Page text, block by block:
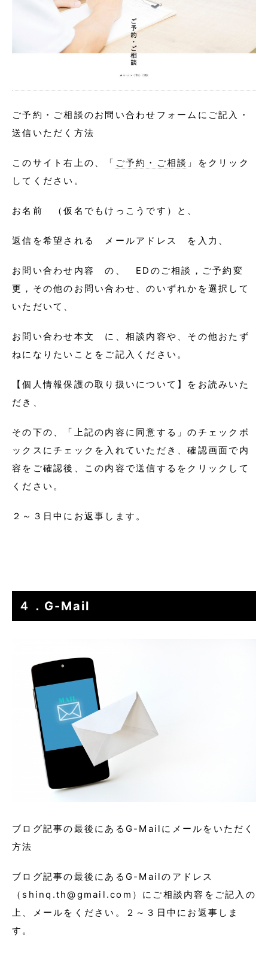
ご予約・ご相談のお問い合わせフォームにご記入・
送信いただく方法
このサイト右上の、「 ご予約・ご相談 」をクリック
してください。
お名前 （仮名でもけっこうです）と、
返信を希望される メールアドレス を入力、
お問い合わせ内容 の、 EDのご相談，ご予約変
更，その他のお問い合わせ、のいずれかを選択して
いただいて、
お問い合わせ本文 に、相談内容や、その他おたず
ねになりたいことをご記入ください。
【個人情報保護の取り扱いについて】をお読みいた
だき、
その下の、「上記の内容に同意する」のチェックボ
ックスにチェックを入れていただき、確認画面で内
容をご確認後、この内容で送信するをクリックして
ください。
２～３日中にお返事します。
４．G-Mail
ブログ記事の最後にあるG-Mailにメールをいただく
方法
ブログ記事の最後にあるG-Mailのアドレス
（shinq.th@gmail.com）にご相談内容をご記入の
上、メールをください。２～３日中にお返事しま
す。